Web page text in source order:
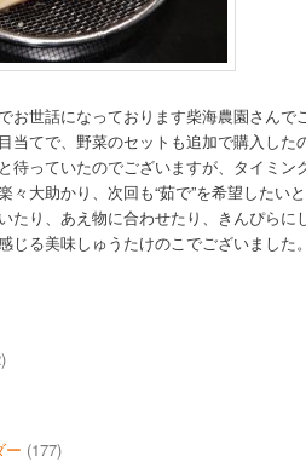
お世話になっております柴海農園さんで
当てで、野菜のセットも追加で購入した
待っていたのでございますが、タイミ
々大助かり、次回も“茹で”を希望したい
たり、あえ物に合わせたり、きんぴら
じる美味しゅうたけのこでございました
ー (177)